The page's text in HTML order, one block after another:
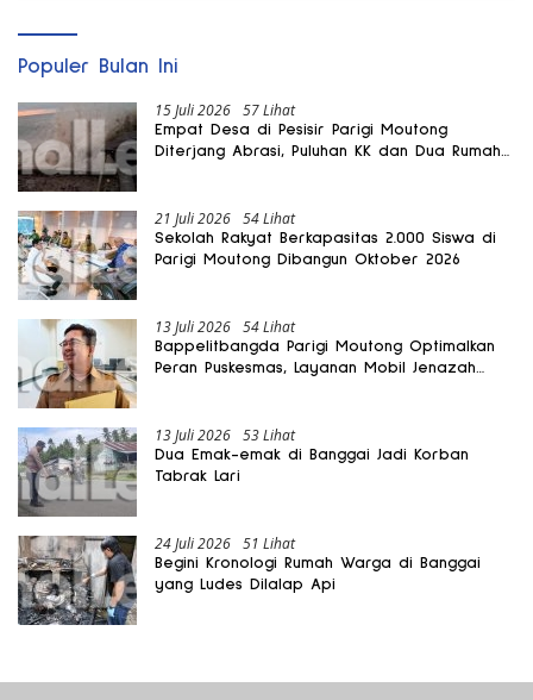
Populer Bulan Ini
15 Juli 2026 57 Lihat
Empat Desa di Pesisir Parigi Moutong
Diterjang Abrasi, Puluhan KK dan Dua Rumah
21 Juli 2026 54 Lihat
Sekolah Rakyat Berkapasitas 2.000 Siswa di
Parigi Moutong Dibangun Oktober 2026
13 Juli 2026 54 Lihat
Bappelitbangda Parigi Moutong Optimalkan
Peran Puskesmas, Layanan Mobil Jenazah
13 Juli 2026 53 Lihat
Dua Emak-emak di Banggai Jadi Korban
Tabrak Lari
24 Juli 2026 51 Lihat
Begini Kronologi Rumah Warga di Banggai
yang Ludes Dilalap Api